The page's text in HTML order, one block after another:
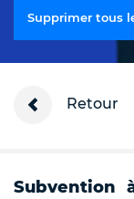
Supprimer tous
Retour
Subvention